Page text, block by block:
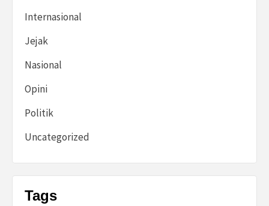
Internasional
Jejak
Nasional
Opini
Politik
Uncategorized
Tags